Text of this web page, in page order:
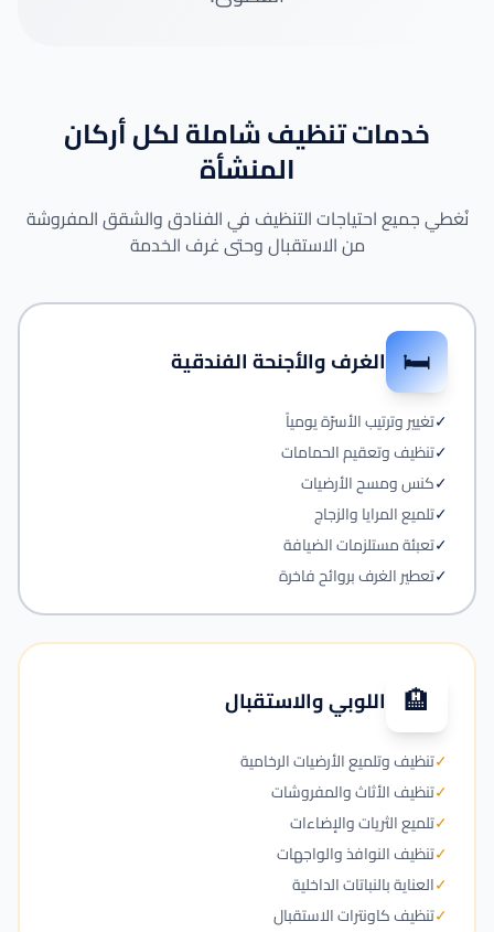
خدمات تنظيف شاملة لكل أركان
المنشأة
نُغطي جميع احتياجات التنظيف في الفنادق والشقق المفروشة
من الاستقبال وحتى غرف الخدمة
🛏️ الغرف والأجنحة الفندقية
✓تغيير وترتيب الأسرّة يومياً
✓تنظيف وتعقيم الحمامات
✓كنس ومسح الأرضيات
✓تلميع المرايا والزجاج
✓تعبئة مستلزمات الضيافة
✓تعطير الغرف بروائح فاخرة
🏨 اللوبي والاستقبال
✓تنظيف وتلميع الأرضيات الرخامية
✓تنظيف الأثاث والمفروشات
✓تلميع الثريات والإضاءات
✓تنظيف النوافذ والواجهات
✓العناية بالنباتات الداخلية
✓تنظيف كاونترات الاستقبال